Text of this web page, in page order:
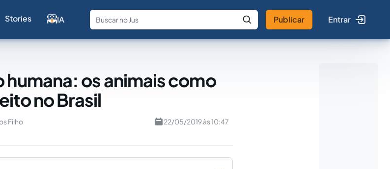
Stories IA
Fale com a IA Buscar no Jus
Publicar Entrar
humana: os animais como
no Brasil
Filho 22/05/2019 às 10:47